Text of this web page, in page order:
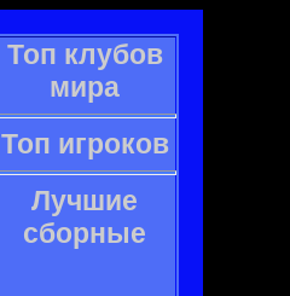
Топ клубов
мира
Топ игроков
Лучшие
сборные